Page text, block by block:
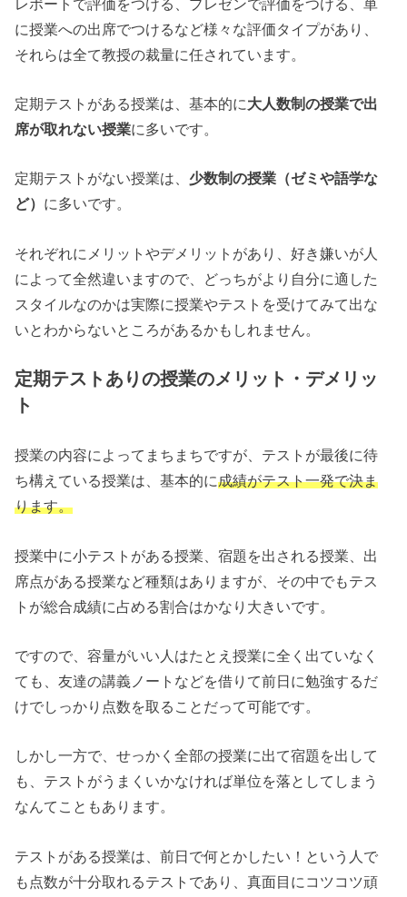
レポートで評価をつける、プレゼンで評価をつける、単
に授業への出席でつけるなど様々な評価タイプがあり、
それらは全て教授の裁量に任されています。
定期テストがある授業は、基本的に大人数制の授業で出
席が取れない授業に多いです。
定期テストがない授業は、 少数制の授業（ゼミや語学な
ど） に多いです。
それぞれにメリットやデメリットがあり、好き嫌いが人
によって全然違いますので、どっちがより自分に適した
スタイルなのかは実際に授業やテストを受けてみて出な
いとわからないところがあるかもしれません。
定期テストありの授業のメリット・デメリッ
ト
授業の内容によってまちまちですが、テストが最後に待
ち構えている授業は、基本的に成績がテスト一発で決ま
ります。
授業中に小テストがある授業、宿題を出される授業、出
席点がある授業など種類はありますが、その中でもテス
トが総合成績に占める割合はかなり大きいです。
ですので、容量がいい人はたとえ授業に全く出ていなく
ても、友達の講義ノートなどを借りて前日に勉強するだ
けでしっかり点数を取ることだって可能です。
しかし一方で、せっかく全部の授業に出て宿題を出して
も、テストがうまくいかなければ単位を落としてしまう
なんてこともあります。
テストがある授業は、前日で何とかしたい！という人で
も点数が十分取れるテストであり、真面目にコツコツ頑